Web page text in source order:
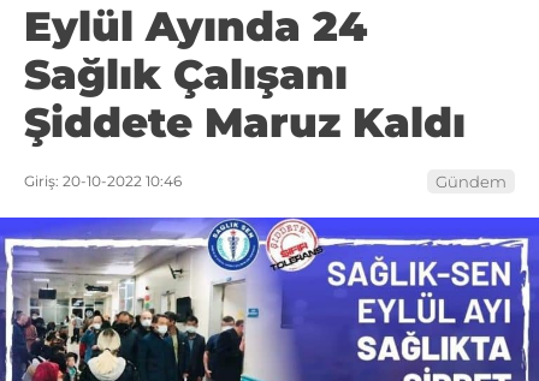
Eylül Ayında 24
Sağlık Çalışanı
Şiddete Maruz Kaldı
Giriş: 20-10-2022 10:46 Gündem